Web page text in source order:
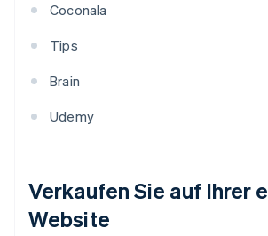
Coconala
Tips
Brain
Udemy
Verkaufen Sie auf Ihrer
Website